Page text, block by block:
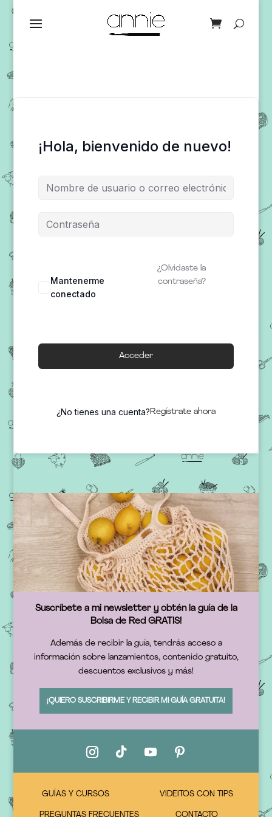
¡Hola, bienvenido de nuevo!
Mantenerme
conectado
¿Olvidaste la
contraseña?
Acceder
¿No tienes una cuenta?Regístrate ahora
Suscríbete a mi newsletter y obtén la guía de la
Bolsa de Red GRATIS!
Además de recibir la guía, tendrás acceso a
información sobre lanzamientos, contenido gratuito,
descuentos exclusivos y más!
¡QUIERO SUSCRIBIRME Y RECIBIR MI GUÍA GRATUITA!
GUÍAS Y CURSOS VIDEITOS CON TIPS
PREGUNTAS FRECUENTES CONTACTO